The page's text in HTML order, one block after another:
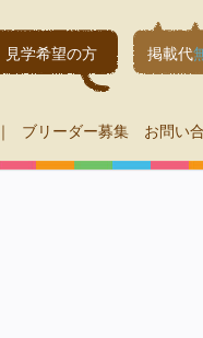
見学希望の方 掲載代
ブリーダー募集 お問い